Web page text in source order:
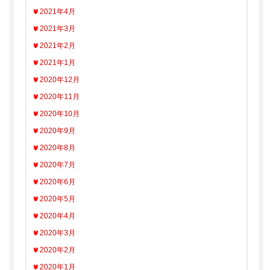
2021年4月
2021年3月
2021年2月
2021年1月
2020年12月
2020年11月
2020年10月
2020年9月
2020年8月
2020年7月
2020年6月
2020年5月
2020年4月
2020年3月
2020年2月
2020年1月